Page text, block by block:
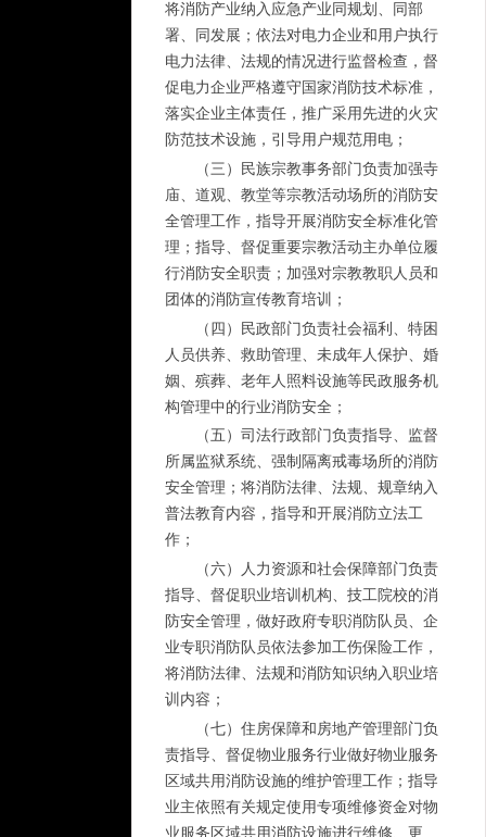
将消防产业纳入应急产业同规划、同部
署、同发展；依法对电力企业和用户执行
电力法律、法规的情况进行监督检查，督
促电力企业严格遵守国家消防技术标准，
落实企业主体责任，推广采用先进的火灾
防范技术设施，引导用户规范用电；
（三）民族宗教事务部门负责加强寺
庙、道观、教堂等宗教活动场所的消防安
全管理工作，指导开展消防安全标准化管
理；指导、督促重要宗教活动主办单位履
行消防安全职责；加强对宗教教职人员和
团体的消防宣传教育培训；
（四）民政部门负责社会福利、特困
人员供养、救助管理、未成年人保护、婚
姻、殡葬、老年人照料设施等民政服务机
构管理中的行业消防安全；
（五）司法行政部门负责指导、监督
所属监狱系统、强制隔离戒毒场所的消防
安全管理；将消防法律、法规、规章纳入
普法教育内容，指导和开展消防立法工
作；
（六）人力资源和社会保障部门负责
指导、督促职业培训机构、技工院校的消
防安全管理，做好政府专职消防队员、企
业专职消防队员依法参加工伤保险工作，
将消防法律、法规和消防知识纳入职业培
训内容；
（七）住房保障和房地产管理部门负
责指导、督促物业服务行业做好物业服务
区域共用消防设施的维护管理工作；指导
业主依照有关规定使用专项维修资金对物
业服务区域共用消防设施进行维修、更